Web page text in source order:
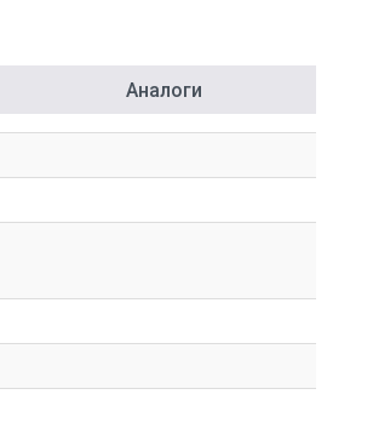
Аналоги